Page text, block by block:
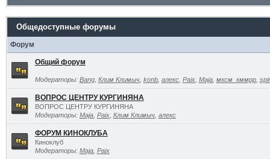
Общедоступные форумы
Форум
Общий форум
Модераторы: Bang, Клим Климыч, konb, алекс, Paix, Maja, мксм_кммрр,
ВОПРОС ЦЕНТРУ КУРГИНЯНА
ВОПРОС ЦЕНТРУ КУРГИНЯНА
Модераторы: Maja, Paix, Клим Климыч, алекс
ФОРУМ КИНОКЛУБА
Киноклуб
Модераторы: Maja, Paix